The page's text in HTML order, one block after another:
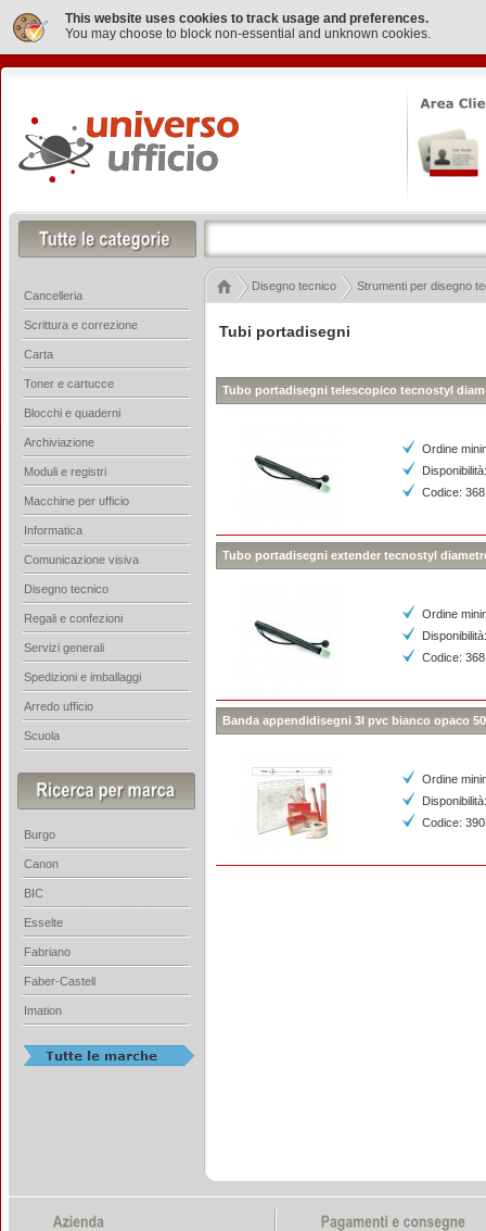
This website uses cookies to track usage and preferences.
You may choose to block non-essential and unknown cookies.
Tubi portadisegni
Tubo portadisegni telescopico tecnostyl
Ordine
Codice:
Tubo portadisegni extender tecnostyl
Ordine
Codice:
Banda appendidisegni 3l pvc bianco opaco
Ordine
Codice:
Disegno tecnico Strumenti per disegno
Cancelleria
Scrittura e correzione
Carta
Toner e cartucce
Blocchi e quaderni
Archiviazione
Moduli e registri
Macchine per ufficio
Informatica
Comunicazione visiva
Disegno tecnico
Regali e confezioni
Servizi generali
Spedizioni e imballaggi
Arredo ufficio
Scuola
Burgo
Canon
BIC
Esselte
Fabriano
Faber-Castell
Imation